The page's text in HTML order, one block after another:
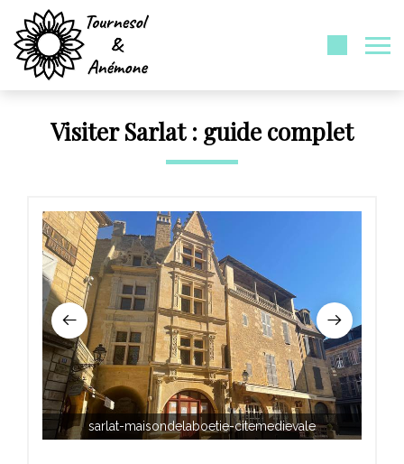
Visiter Sarlat : guide complet
sarlat-maisondelaboetie-citemedievale